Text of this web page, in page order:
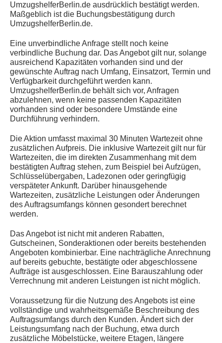
UmzugshelferBerlin.de ausdrücklich bestätigt werden.
Maßgeblich ist die Buchungsbestätigung durch
UmzugshelferBerlin.de.
Eine unverbindliche Anfrage stellt noch keine
verbindliche Buchung dar. Das Angebot gilt nur, solange
ausreichend Kapazitäten vorhanden sind und der
gewünschte Auftrag nach Umfang, Einsatzort, Termin und
Verfügbarkeit durchgeführt werden kann.
UmzugshelferBerlin.de behält sich vor, Anfragen
abzulehnen, wenn keine passenden Kapazitäten
vorhanden sind oder besondere Umstände eine
Durchführung verhindern.
Die Aktion umfasst maximal 30 Minuten Wartezeit ohne
zusätzlichen Aufpreis. Die inklusive Wartezeit gilt nur für
Wartezeiten, die im direkten Zusammenhang mit dem
bestätigten Auftrag stehen, zum Beispiel bei Aufzügen,
Schlüsselübergaben, Ladezonen oder geringfügig
verspäteter Ankunft. Darüber hinausgehende
Wartezeiten, zusätzliche Leistungen oder Änderungen
des Auftragsumfangs können gesondert berechnet
werden.
Das Angebot ist nicht mit anderen Rabatten,
Gutscheinen, Sonderaktionen oder bereits bestehenden
Angeboten kombinierbar. Eine nachträgliche Anrechnung
auf bereits gebuchte, bestätigte oder abgeschlossene
Aufträge ist ausgeschlossen. Eine Barauszahlung oder
Verrechnung mit anderen Leistungen ist nicht möglich.
Voraussetzung für die Nutzung des Angebots ist eine
vollständige und wahrheitsgemäße Beschreibung des
Auftragsumfangs durch den Kunden. Ändert sich der
Leistungsumfang nach der Buchung, etwa durch
zusätzliche Möbelstücke, weitere Etagen, längere